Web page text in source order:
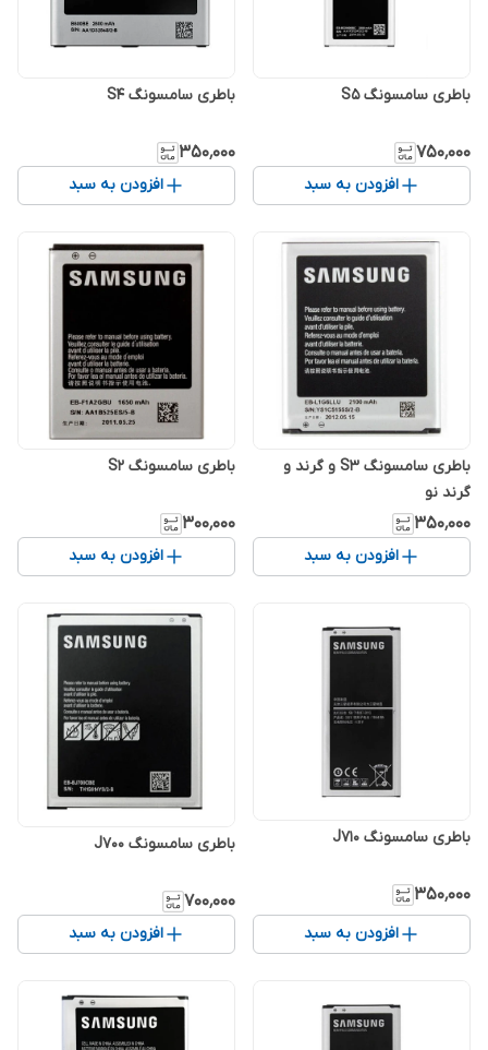
باطری سامسونگ S5
۷۵۰٬۰۰۰
افزودن به سبد
باطری سامسونگ S4
۳۵۰٬۰۰۰
افزودن به سبد
باطری سامسونگ S3 و گرند و
گرند نو
۳۵۰٬۰۰۰
افزودن به سبد
باطری سامسونگ S2
۳۰۰٬۰۰۰
افزودن به سبد
باطری سامسونگ J710
۳۵۰٬۰۰۰
افزودن به سبد
باطری سامسونگ J700
۷۰۰٬۰۰۰
افزودن به سبد